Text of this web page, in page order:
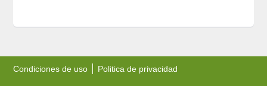
Condiciones de uso Politica de privacidad